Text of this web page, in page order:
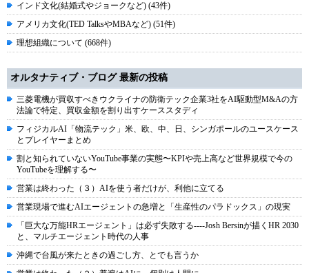
インド文化(結婚式やジョークなど) (43件)
アメリカ文化(TED TalksやMBAなど) (51件)
理想組織について (668件)
オルタナティブ・ブログ 最新の投稿
三菱電機が買収すべきウクライナの防衛テック企業3社をAI駆動型M&Aの方
法論で特定、買収金額を割り出すケーススタディ
フィジカルAI「物流テック」米、欧、中、日、シンガポールのユースケース
とプレイヤーまとめ
割と知られていないYouTube事業の実態〜KPIや売上高など世界規模で今の
YouTubeを理解する〜
営業は終わった（３）AIを使う者だけが、利他に立てる
営業現場で進むAIエージェントの急増と「生産性のパラドックス」の現実
「巨大な万能HRエージェント」は必ず失敗する----Josh Bersinが描くHR 2030
と、マルチエージェント時代の人事
沖縄で台風が来たときの過ごし方、とでも言うか